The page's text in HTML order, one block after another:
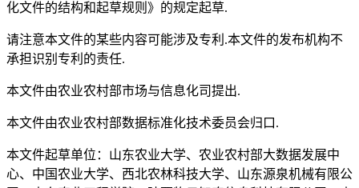
化文件的结构和起草规则》的规定起草.
请注意本文件的某些内容可能涉及专利.本文件的发布机构不
承担识别专利的责任.
本文件由农业农村部市场与信息化司提出.
本文件由农业农村部数据标准化技术委员会归口.
本文件起草单位：山东农业大学、农业农村部大数据发展中
心、中国农业大学、西北农林科技大学、山东源泉机械有限公